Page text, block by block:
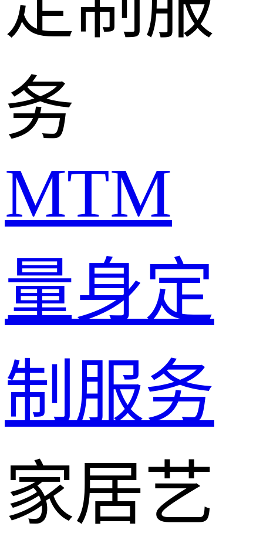
务
MTM
量身定
制服务
家居艺